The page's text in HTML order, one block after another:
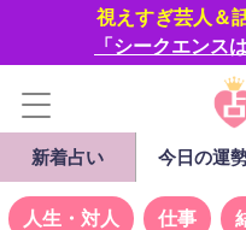
視えすぎ芸人＆
「シークエンス
新着占い 今日の運
人生・対人 仕事